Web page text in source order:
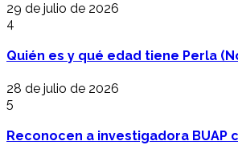
29 de julio de 2026
4
Quién es y qué edad tiene Perla
28 de julio de 2026
5
Reconocen a investigadora BUAP